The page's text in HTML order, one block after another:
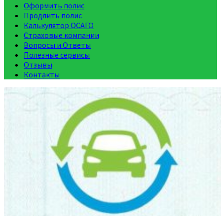
Оформить полис
Продлить полис
Калькулятор ОСАГО
Страховые компании
Вопросы и Ответы
Полезные сервисы
Отзывы
Контакты